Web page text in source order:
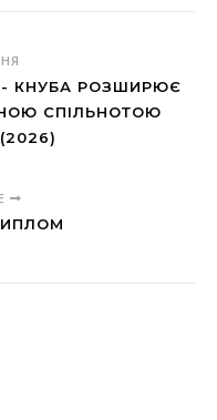
КНУБА РОЗШИРЮЄ
СПІЛЬНОТОЮ